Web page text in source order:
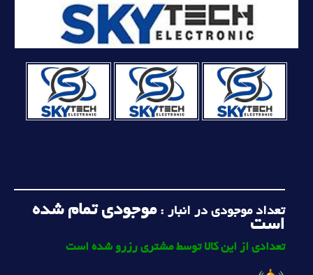
تعداد موجودی در انبار :موجودی تمام شده
است
تعدادی از این کالا توسط مشتری رزرو شده است